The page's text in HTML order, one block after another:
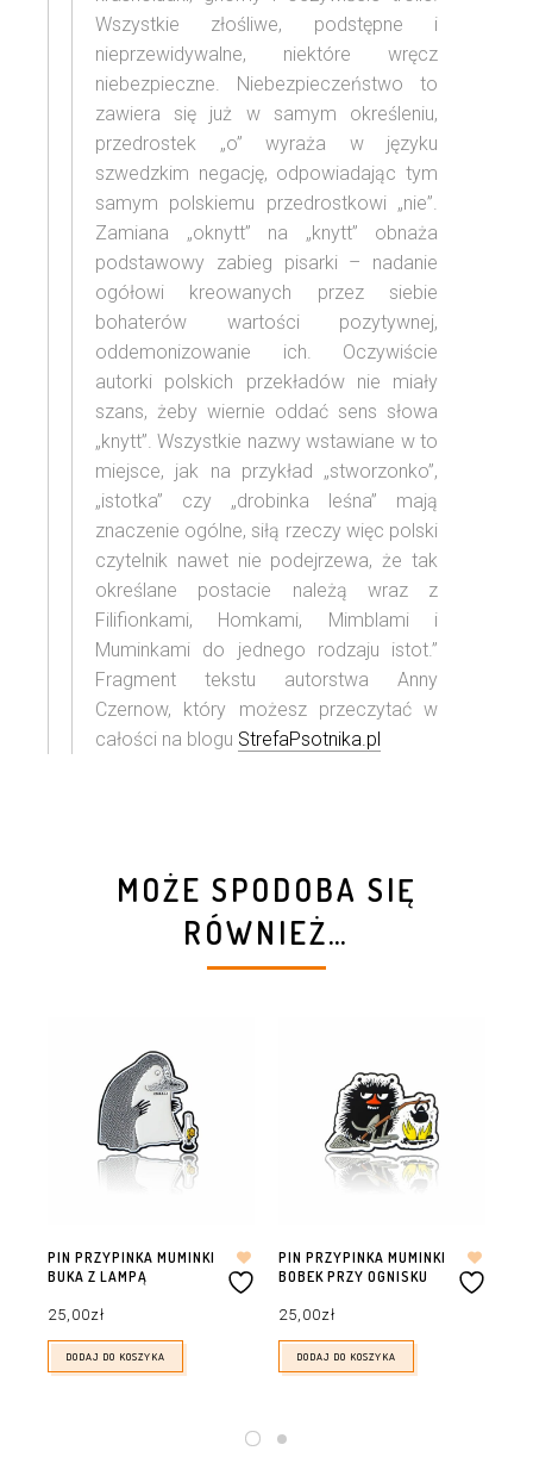
Wszystkie złośliwe, podstępne i
nieprzewidywalne, niektóre wręcz
niebezpieczne. Niebezpieczeństwo to
zawiera się już w samym określeniu,
przedrostek „o” wyraża w języku
szwedzkim negację, odpowiadając tym
samym polskiemu przedrostkowi „nie”.
Zamiana „oknytt” na „knytt” obnaża
podstawowy zabieg pisarki – nadanie
ogółowi kreowanych przez siebie
bohaterów wartości pozytywnej,
oddemonizowanie ich. Oczywiście
autorki polskich przekładów nie miały
szans, żeby wiernie oddać sens słowa
„knytt”. Wszystkie nazwy wstawiane w to
miejsce, jak na przykład „stworzonko”,
„istotka” czy „drobinka leśna” mają
znaczenie ogólne, siłą rzeczy więc polski
czytelnik nawet nie podejrzewa, że tak
określane postacie należą wraz z
Filifionkami, Homkami, Mimblami i
Muminkami do jednego rodzaju istot.”
Fragment tekstu autorstwa Anny
Czernow, który możesz przeczytać w
całości na blogu StrefaPsotnika.pl
MOŻE SPODOBA SIĘ
RÓWNIEŻ…
PIN PRZYPINKA MUMINKI
BUKA Z LAMPĄ
25,00zł
DODAJ DO KOSZYKA
PIN PRZYPINKA MUMINKI
BOBEK PRZY OGNISKU
25,00zł
DODAJ DO KOSZYKA